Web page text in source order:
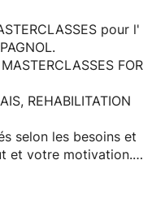
pour l'
FOR
REHABILITATION
selon les besoins et
et votre motivation.
de préférence,